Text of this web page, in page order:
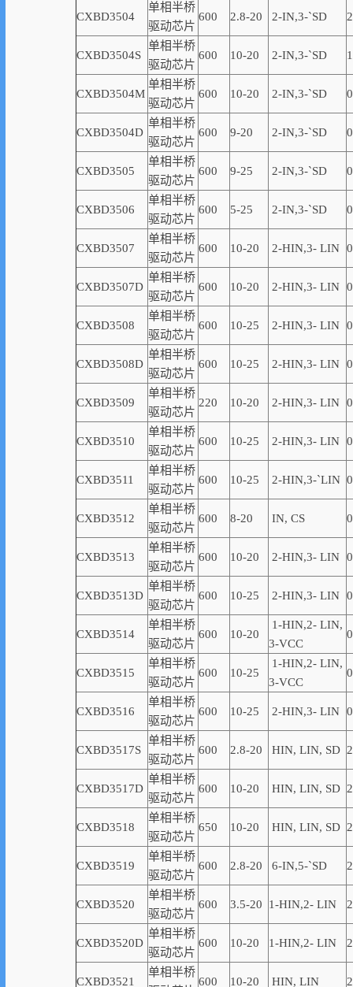
CXBD3504
单相半桥
驱动芯片
600 2.8-20 2-IN,3-`SD
CXBD3504S
单相半桥
驱动芯片
600 10-20 2-IN,3-`SD
CXBD3504M
单相半桥
驱动芯片
600 10-20 2-IN,3-`SD
CXBD3504D
单相半桥
驱动芯片
600 9-20 2-IN,3-`SD
CXBD3505
单相半桥
驱动芯片
600 9-25 2-IN,3-`SD
CXBD3506
单相半桥
驱动芯片
600 5-25 2-IN,3-`SD
CXBD3507
单相半桥
驱动芯片
600 10-20 2-HIN,3- LIN
CXBD3507D
单相半桥
驱动芯片
600 10-20 2-HIN,3- LIN
CXBD3508
单相半桥
驱动芯片
600 10-25 2-HIN,3- LIN
CXBD3508D
单相半桥
驱动芯片
600 10-25 2-HIN,3- LIN
CXBD3509
单相半桥
驱动芯片
220 10-20 2-HIN,3- LIN
CXBD3510
单相半桥
驱动芯片
600 10-25 2-HIN,3- LIN
CXBD3511
单相半桥
驱动芯片
600 10-25 2-HIN,3-`LIN
CXBD3512
单相半桥
驱动芯片
600 8-20 IN, CS
CXBD3513
单相半桥
驱动芯片
600 10-20 2-HIN,3- LIN
CXBD3513D
单相半桥
驱动芯片
600 10-25 2-HIN,3- LIN
CXBD3514
单相半桥
驱动芯片
600 10-20
1-HIN,2- LIN,
3-VCC
CXBD3515
单相半桥
驱动芯片
600 10-25
1-HIN,2- LIN,
3-VCC
CXBD3516
单相半桥
驱动芯片
600 10-25 2-HIN,3- LIN
CXBD3517S
单相半桥
驱动芯片
600 2.8-20 HIN, LIN, SD
CXBD3517D
单相半桥
驱动芯片
600 10-20 HIN, LIN, SD
CXBD3518
单相半桥
驱动芯片
650 10-20 HIN, LIN, SD
CXBD3519
单相半桥
驱动芯片
600 2.8-20 6-IN,5-`SD
CXBD3520
单相半桥
驱动芯片
600 3.5-20 1-HIN,2- LIN
CXBD3520D
单相半桥
驱动芯片
600 10-20 1-HIN,2- LIN
CXBD3521
单相半桥
600 10-20 HIN, LIN